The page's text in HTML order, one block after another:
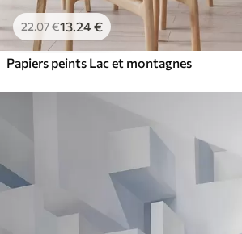
22.07€13.24€
Papiers peints Lac et montagnes